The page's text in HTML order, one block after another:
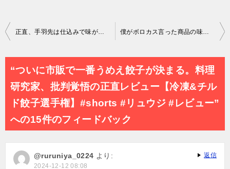
投
シ
ン
“ついに市販で一番うめえ餃子が決まる。料理
研究家、批判覚悟の正直レビュー【冷凍&チル
ド餃子選手権】#shorts #リュウジ #レビュー”
への15件のフィードバック
@ruruniya_0224 より:
2024-12-12 08:08
返信